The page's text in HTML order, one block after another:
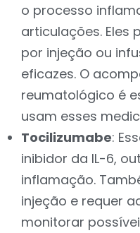
o processo
articulações. Eles
por injeção ou
eficazes. O
reumatológico é
usam esses
Tocilizumabe:
inibidor da IL-6,
inflamação.
injeção e requer
monitorar